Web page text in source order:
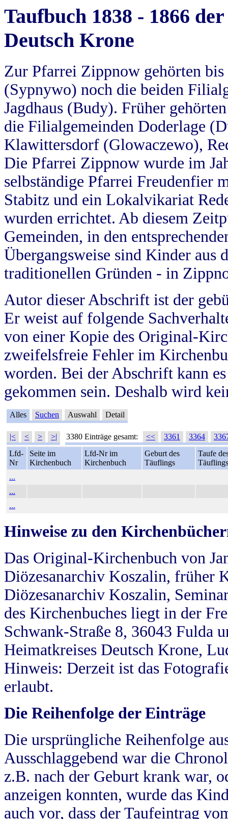
Taufbuch 1838 - 1866
Deutsch Krone
Zur Pfarrei Zippnow gehörten
(Sypnywo) noch die beiden
Jagdhaus (Budy). Früher
die Filialgemeinden Doderlage
Klawittersdorf (Glowaczewo),
Die Pfarrei Zippnow wurde im
selbständige Pfarrei Freudenfier
Stabitz und ein Lokalvikariat
wurden errichtet. Ab diesem
Gemeinden, in den
Übergangsweise sind Kinder aus
traditionellen Gründen - in
Autor dieser Abschrift ist der
Er weist auf folgende
von einer Kopie des Original-
zweifelsfreie Fehler im
worden. Bei der Abschrift kann
gekommen sein. Deshalb wird
Alles Suchen Auswahl Detail
|< < > >| 3380 Einträge gesamt: << 3361 3364
Lfd-
Nr
Seite im
Kirchenbuch
Lfd-Nr im
Kirchenbuch
Geburt des
Täuflings
Taufe
Täuflings
...
...
...
Hinweise zu den
Das Original-Kirchenbuch von
Diözesanarchiv Koszalin, früher
Diözesanarchiv Koszalin,
des Kirchenbuches liegt in der
Schwank-Straße 8, 36043 Fulda
Heimatkreises Deutsch Krone,
Hinweis: Derzeit ist das
erlaubt.
Die Reihenfolge der Einträge
Die ursprüngliche Reihenfolge
Ausschlaggebend war die
z.B. nach der Geburt krank war,
anzeigen konnten, wurde das
auch vor, dass der Taufeintrag